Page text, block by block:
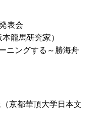
表会
龍馬研究家）
ニングする～勝海舟
京都華頂大学日本文